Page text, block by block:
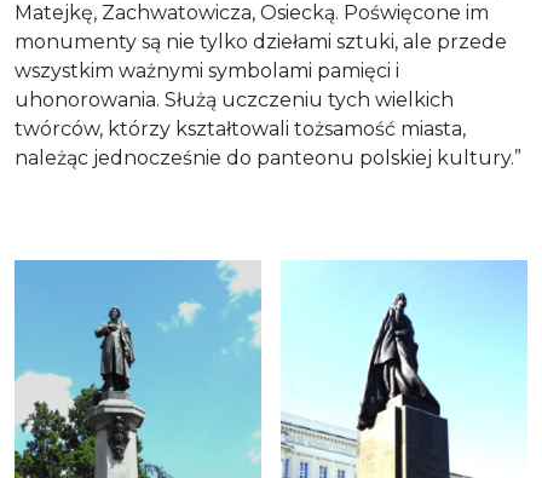
Matejkę, Zachwatowicza, Osiecką. Poświęcone im
monumenty są nie tylko dziełami sztuki, ale przede
wszystkim ważnymi symbolami pamięci i
uhonorowania. Służą uczczeniu tych wielkich
twórców, którzy kształtowali tożsamość miasta,
należąc jednocześnie do panteonu polskiej kultury.”